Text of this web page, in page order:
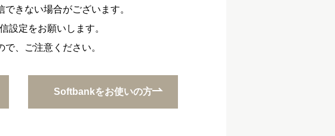
きない場合がございます。
設定をお願いします。
、ご注意ください。
Softbankをお使いの方